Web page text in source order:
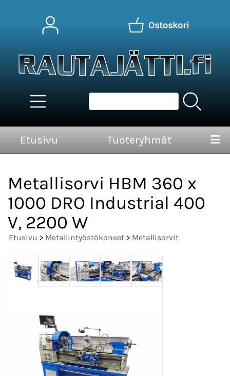
Ostoskori
Etusivu Tuoteryhmät
Metallisorvi HBM 360 x
1000 DRO Industrial 400
V, 2200 W
Etusivu > Metallintyöstökoneet > Metallisorvit